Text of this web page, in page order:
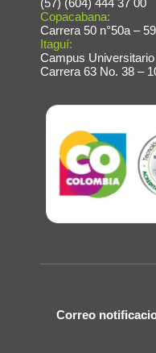
Copacabana:
Carrera 50 n°50a –
Itaguí:
Campus
Carrera 63 No. 38 –
Correo